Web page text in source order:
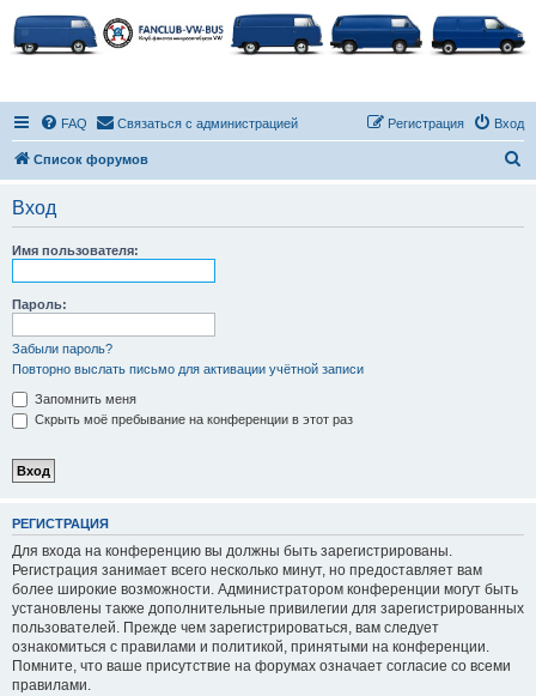
FAQ Связаться с администрацией Вход
Регистрация
Список форумов
Вход
Имя пользователя:
Пароль:
Забыли пароль?
Повторно выслать письмо для активации учётной записи
Запомнить меня
Скрыть моё пребывание на конференции в этот раз
РЕГИСТРАЦИЯ
Для входа на конференцию вы должны быть зарегистрированы.
Регистрация занимает всего несколько минут, но предоставляет вам
более широкие возможности. Администратором конференции могут быть
установлены также дополнительные привилегии для зарегистрированных
пользователей. Прежде чем зарегистрироваться, вам следует
ознакомиться с правилами и политикой, принятыми на конференции.
Помните, что ваше присутствие на форумах означает согласие со всеми
правилами.